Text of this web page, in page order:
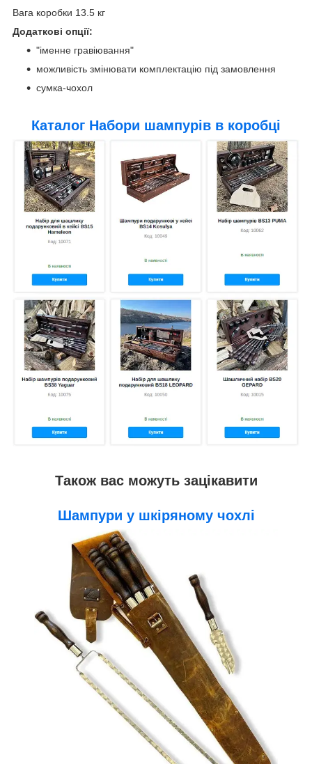
Вага коробки 13.5 кг
Додаткові опції:
"іменне гравіювання"
можливість змінювати комплектацію під замовлення
сумка-чохол
Каталог Набори шампурів в коробці
Також вас можуть зацікавити
Шампури у шкіряному чохлі